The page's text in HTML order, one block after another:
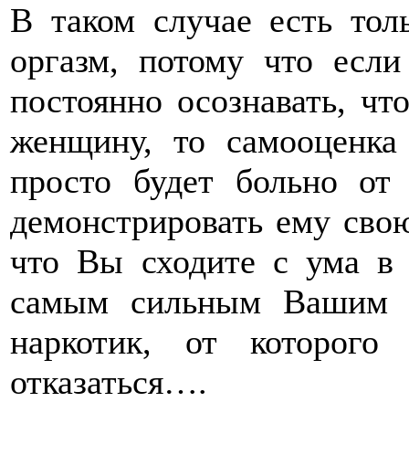
В таком случае есть
оргазм, потому что
постоянно осознавать,
женщину, то
просто будет больно
демонстрировать ему
что Вы сходите с ума в
самым сильным Вашим
наркотик, от
отказаться….